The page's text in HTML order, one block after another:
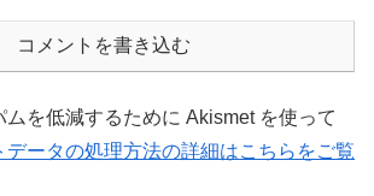
コメントを書き込む
ムを低減するために Akismet を使って
データの処理方法の詳細はこちらをご覧